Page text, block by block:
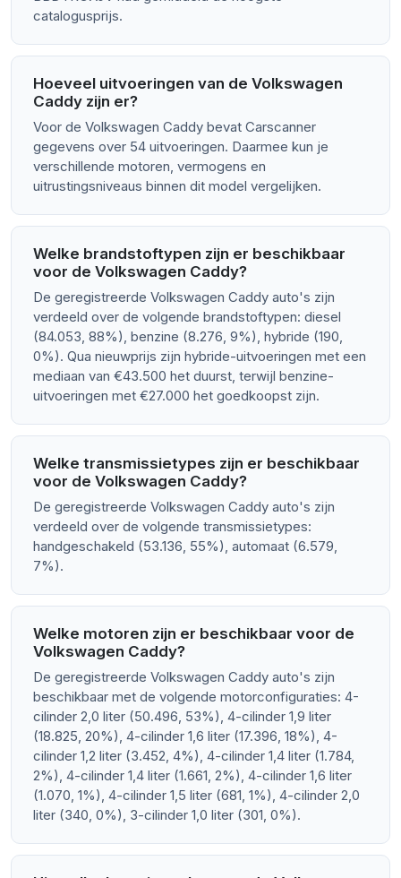
catalogusprijs.
Hoeveel uitvoeringen van de Volkswagen
Caddy zijn er?
Voor de Volkswagen Caddy bevat Carscanner
gegevens over 54 uitvoeringen. Daarmee kun je
verschillende motoren, vermogens en
uitrustingsniveaus binnen dit model vergelijken.
Welke brandstoftypen zijn er beschikbaar
voor de Volkswagen Caddy?
De geregistreerde Volkswagen Caddy auto's zijn
verdeeld over de volgende brandstoftypen: diesel
(84.053, 88%), benzine (8.276, 9%), hybride (190,
0%). Qua nieuwprijs zijn hybride-uitvoeringen met een
mediaan van €43.500 het duurst, terwijl benzine-
uitvoeringen met €27.000 het goedkoopst zijn.
Welke transmissietypes zijn er beschikbaar
voor de Volkswagen Caddy?
De geregistreerde Volkswagen Caddy auto's zijn
verdeeld over de volgende transmissietypes:
handgeschakeld (53.136, 55%), automaat (6.579,
7%).
Welke motoren zijn er beschikbaar voor de
Volkswagen Caddy?
De geregistreerde Volkswagen Caddy auto's zijn
beschikbaar met de volgende motorconfiguraties: 4-
cilinder 2,0 liter (50.496, 53%), 4-cilinder 1,9 liter
(18.825, 20%), 4-cilinder 1,6 liter (17.396, 18%), 4-
cilinder 1,2 liter (3.452, 4%), 4-cilinder 1,4 liter (1.784,
2%), 4-cilinder 1,4 liter (1.661, 2%), 4-cilinder 1,6 liter
(1.070, 1%), 4-cilinder 1,5 liter (681, 1%), 4-cilinder 2,0
liter (340, 0%), 3-cilinder 1,0 liter (301, 0%).